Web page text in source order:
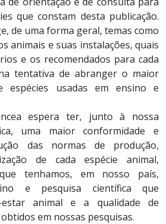
que constam desta publicação.
de uma forma geral, temas como
animais e suas instalações, quais
e os recomendados para cada
tentativa de abranger o maior
espécies usadas em ensino e
espera ter, junto à nossa
uma maior conformidade e
das normas de produção,
de cada espécie animal,
tenhamos, em nosso país,
e pesquisa científica que
estar animal e a qualidade de
em nossas pesquisas.